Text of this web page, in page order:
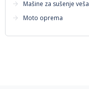
Mašine za sušenje veša
Moto oprema